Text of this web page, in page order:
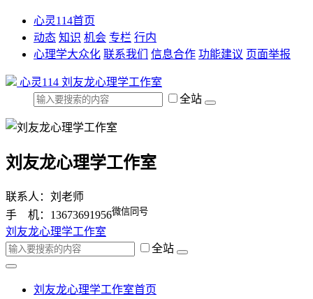
心灵114首页
动态 知识 机会 专栏 行内
心理学大众化 联系我们 信息合作 功能建议 页面举报
心灵114 刘友龙心理学工作室
全站
刘友龙心理学工作室
联系人：刘老师
手 机：13673691956微信同号
刘友龙心理学工作室
全站
刘友龙心理学工作室首页